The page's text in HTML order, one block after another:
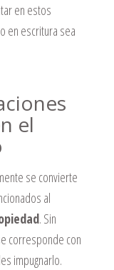
en estos
en escritura sea
el
se convierte
al
. Sin
corresponde con
impugnarlo.